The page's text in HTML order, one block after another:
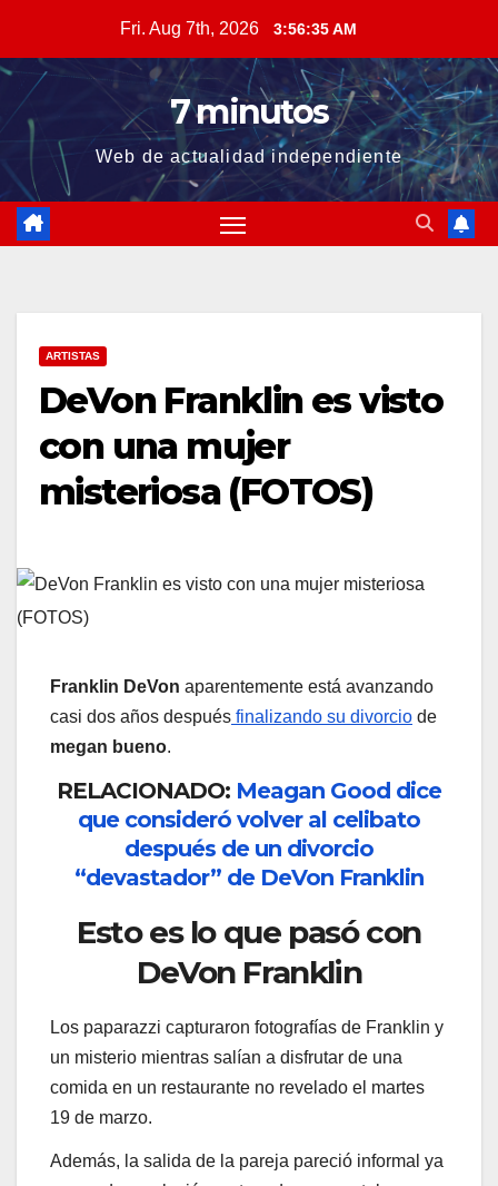
content
Fri. Aug 7th, 2026 3:56:36 AM
7 minutos
Web de actualidad independiente
ARTISTAS
DeVon Franklin es visto
con una mujer
misteriosa (FOTOS)
Franklin DeVon aparentemente está avanzando
casi dos años después finalizando su divorcio de
megan bueno.
RELACIONADO: Meagan Good dice
que consideró volver al celibato
después de un divorcio
“devastador” de DeVon Franklin
Esto es lo que pasó con
DeVon Franklin
Los paparazzi capturaron fotografías de Franklin y
un misterio mientras salían a disfrutar de una
comida en un restaurante no revelado el martes
19 de marzo.
Además, la salida de la pareja pareció informal ya